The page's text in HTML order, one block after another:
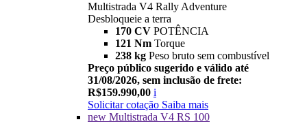
Multistrada V4 Rally Adventure
Desbloqueie a terra
170 CV POTÊNCIA
121 Nm Torque
238 kg Peso bruto sem combustível
Preço público sugerido e válido até
31/08/2026, sem inclusão de frete:
R$159.990,00 i
Solicitar cotação Saiba mais
new Multistrada V4 RS 100